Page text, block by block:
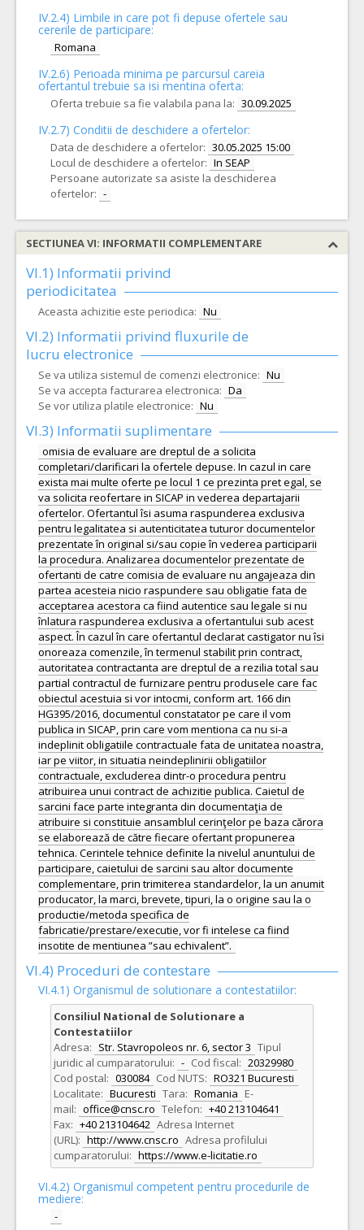
IV.2.4) Limbile in care pot fi depuse ofertele sau
cererile de participare:
Romana
IV.2.6) Perioada minima pe parcursul careia
ofertantul trebuie sa isi mentina oferta:
Oferta trebuie sa fie valabila pana la: 30.09.2025
IV.2.7) Conditii de deschidere a ofertelor:
Data de deschidere a ofertelor: 30.05.2025 15:00
Locul de deschidere a ofertelor: In SEAP
Persoane autorizate sa asiste la deschiderea
ofertelor: -
SECTIUNEA VI: INFORMATII COMPLEMENTARE
VI.1) Informatii privind
periodicitatea
Aceasta achizitie este periodica: Nu
VI.2) Informatii privind fluxurile de
lucru electronice
Se va utiliza sistemul de comenzi electronice: Nu
Se va accepta facturarea electronica: Da
Se vor utiliza platile electronice: Nu
VI.3) Informatii suplimentare
omisia de evaluare are dreptul de a solicita
completari/clarificari la ofertele depuse. In cazul in care
exista mai multe oferte pe locul 1 ce prezinta pret egal, se
va solicita reofertare in SICAP in vederea departajarii
ofertelor. Ofertantul îsi asuma raspunderea exclusiva
pentru legalitatea si autenticitatea tuturor documentelor
prezentate în original si/sau copie în vederea participarii
la procedura. Analizarea documentelor prezentate de
ofertanti de catre comisia de evaluare nu angajeaza din
partea acesteia nicio raspundere sau obligatie fata de
acceptarea acestora ca fiind autentice sau legale si nu
înlatura raspunderea exclusiva a ofertantului sub acest
aspect. În cazul în care ofertantul declarat castigator nu îsi
onoreaza comenzile, în termenul stabilit prin contract,
autoritatea contractanta are dreptul de a rezilia total sau
partial contractul de furnizare pentru produsele care fac
obiectul acestuia si vor intocmi, conform art. 166 din
HG395/2016, documentul constatator pe care il vom
publica in SICAP, prin care vom mentiona ca nu si-a
indeplinit obligatiile contractuale fata de unitatea noastra,
iar pe viitor, in situatia neindeplinirii obligatiilor
contractuale, excluderea dintr-o procedura pentru
atribuirea unui contract de achizitie publica. Caietul de
sarcini face parte integranta din documentaţia de
atribuire si constituie ansamblul cerinţelor pe baza cărora
se elaborează de către fiecare ofertant propunerea
tehnica. Cerintele tehnice definite la nivelul anuntului de
participare, caietului de sarcini sau altor documente
complementare, prin trimiterea standardelor, la un anumit
producator, la marci, brevete, tipuri, la o origine sau la o
productie/metoda specifica de
fabricatie/prestare/executie, vor fi intelese ca fiind
insotite de mentiunea ”sau echivalent”.
VI.4) Proceduri de contestare
VI.4.1) Organismul de solutionare a contestatiilor:
Consiliul National de Solutionare a
Contestatiilor
Adresa: Str. Stavropoleos nr. 6, sector 3 Tipul
juridic al cumparatorului: - Cod fiscal: 20329980
Cod postal: 030084 Cod NUTS: RO321 Bucuresti
Localitate: Bucuresti Tara: Romania E-
mail: office@cnsc.ro Telefon: +40 213104641
Fax: +40 213104642 Adresa Internet
(URL): http://www.cnsc.ro Adresa profilului
cumparatorului: https://www.e-licitatie.ro
VI.4.2) Organismul competent pentru procedurile de
mediere:
-